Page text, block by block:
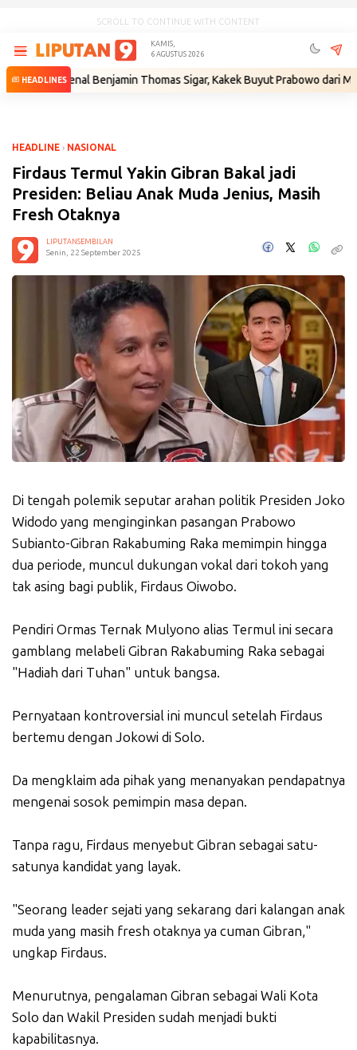
SCROLL TO CONTINUE WITH CONTENT
KAMIS,
6 AGUSTUS 2026
HEADLINES
Benjamin Thomas Sigar, Kakek Buyut Prabowo dari Minahasa •
HEADLINE › NASIONAL
Firdaus Termul Yakin Gibran Bakal jadi
Presiden: Beliau Anak Muda Jenius, Masih
Fresh Otaknya
LIPUTANSEMBILAN
Senin, 22 September 2025
Di tengah polemik seputar arahan politik Presiden Joko
Widodo yang menginginkan pasangan Prabowo
Subianto-Gibran Rakabuming Raka memimpin hingga
dua periode, muncul dukungan vokal dari tokoh yang
tak asing bagi publik, Firdaus Oiwobo.
Pendiri Ormas Ternak Mulyono alias Termul ini secara
gamblang melabeli Gibran Rakabuming Raka sebagai
"Hadiah dari Tuhan" untuk bangsa.
Pernyataan kontroversial ini muncul setelah Firdaus
bertemu dengan Jokowi di Solo.
Da mengklaim ada pihak yang menanyakan pendapatnya
mengenai sosok pemimpin masa depan.
Tanpa ragu, Firdaus menyebut Gibran sebagai satu-
satunya kandidat yang layak.
"Seorang leader sejati yang sekarang dari kalangan anak
muda yang masih fresh otaknya ya cuman Gibran,"
ungkap Firdaus.
Menurutnya, pengalaman Gibran sebagai Wali Kota
Solo dan Wakil Presiden sudah menjadi bukti
kapabilitasnya.